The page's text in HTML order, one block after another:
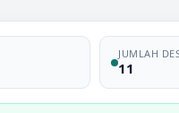
JUMLAH
11